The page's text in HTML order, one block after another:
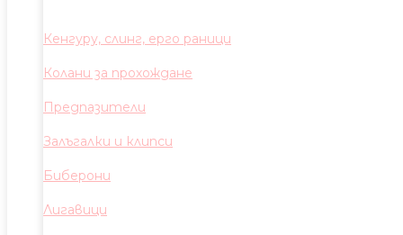
Кенгуру, слинг, ерго раници
Колани за прохождане
Предпазители
Залъгалки и клипси
Биберони
Лигавици